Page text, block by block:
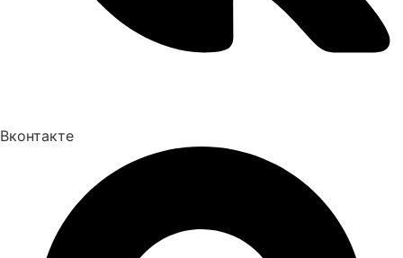
Вконтакте